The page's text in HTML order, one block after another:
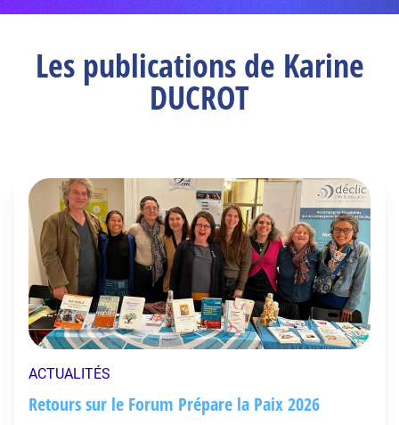
Les publications de Karine
DUCROT
ACTUALITÉS
Retours sur le Forum Prépare la Paix 2026